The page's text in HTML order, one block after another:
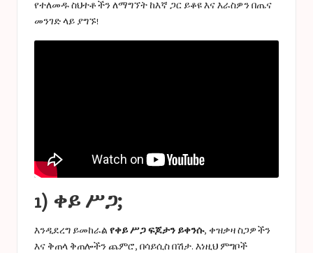
የተለመዱ ስህተቶችን ለማግኘት ከእኛ ጋር ይቆዩ እና እራስዎን በጤና
መንገድ ላይ ያግኙ!
1) ቀይ ሥጋ;
እንዲደረግ ይመከራል የቀይ ሥጋ ፍጆታን ይቀንሱ, ቀዝቃዛ ስጋዎችን
እና ቅጠላ ቅጠሎችን ጨምሮ, በሳይሲስ በሽታ. እነዚህ ምግቦች